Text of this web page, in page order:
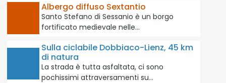
Albergo diffuso Sextantio
Santo Stefano di Sessanio è un borgo
fortificato medievale nelle…
Sulla ciclabile Dobbiaco-Lienz, 45 km
di natura
La strada è tutta asfaltata, ci sono
pochissimi attraversamenti su…